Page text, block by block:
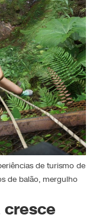
de turismo de
de balão, mergulho
cresce